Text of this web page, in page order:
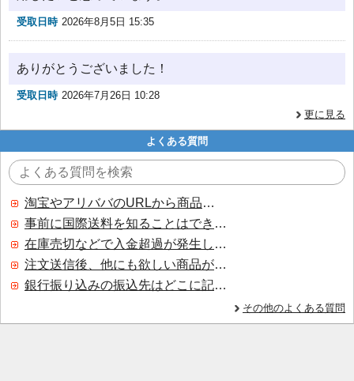
受取日時 2026年8月5日 15:35
ありがとうございました！
受取日時 2026年7月26日 10:28
更に見る
よくある質問
淘宝やアリババのURLから商品を探すことはできますか？
事前に国際送料を知ることはできますか？
在庫売切などで入金超過が発生した場合はいつ返金されますか？
注文送信後、他にも欲しい商品が見つかった場合、追加注文できますか？
銀行振り込みの振込先はどこに記載されていますか？
その他のよくある質問